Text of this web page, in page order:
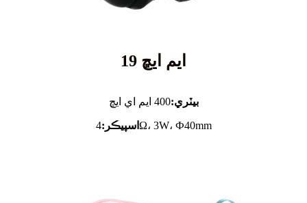
ايم ايڇ 19
بيٽري:400 ايم اي ايڇ
اسپيڪر: 4Ω، 3W، Ф40mm